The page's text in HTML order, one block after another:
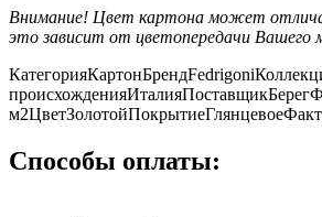
Внимание! Цвет картона может
это зависит от цветопередачи Вашего
КатегорияКартонБрендFedrigoni
происхожденияИталияПоставщикБерег
м2ЦветЗолотойПокрытиеГлянцевое
Способы оплаты: